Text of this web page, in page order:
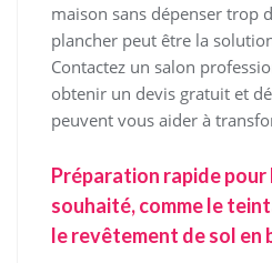
maison sans dépenser trop
plancher peut être la
Contactez un salon
obtenir un devis gratuit et
peuvent vous aider à
Préparation rapide pour
souhaité, comme le
le revêtement de sol en